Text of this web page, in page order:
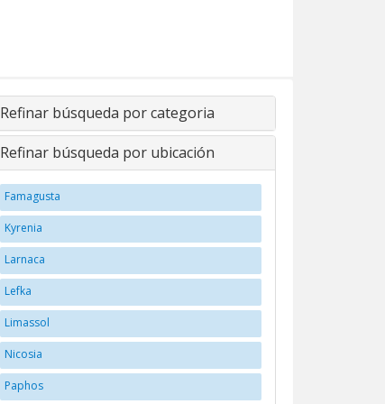
Refinar búsqueda por categoria
Refinar búsqueda por ubicación
Famagusta
Kyrenia
Larnaca
Lefka
Limassol
Nicosia
Paphos